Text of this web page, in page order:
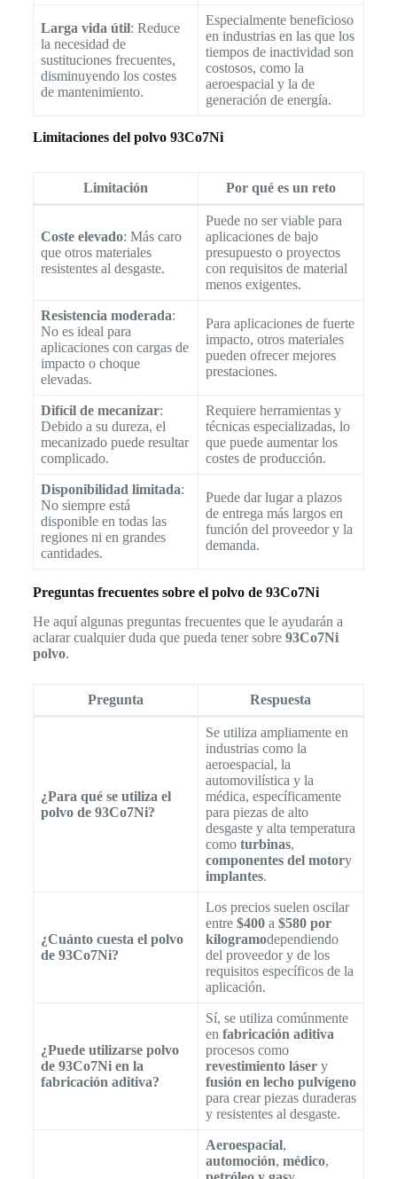
Larga vida útil: Reduce
la necesidad de
sustituciones frecuentes,
disminuyendo los costes
de mantenimiento.
Especialmente beneficioso
en industrias en las que los
tiempos de inactividad son
costosos, como la
aeroespacial y la de
generación de energía.
Limitaciones del polvo 93Co7Ni
Limitación Por qué es un reto
Coste elevado: Más caro
que otros materiales
resistentes al desgaste.
Puede no ser viable para
aplicaciones de bajo
presupuesto o proyectos
con requisitos de material
menos exigentes.
Resistencia moderada:
No es ideal para
aplicaciones con cargas de
impacto o choque
elevadas.
Para aplicaciones de fuerte
impacto, otros materiales
pueden ofrecer mejores
prestaciones.
Difícil de mecanizar:
Debido a su dureza, el
mecanizado puede resultar
complicado.
Requiere herramientas y
técnicas especializadas, lo
que puede aumentar los
costes de producción.
Disponibilidad limitada:
No siempre está
disponible en todas las
regiones ni en grandes
cantidades.
Puede dar lugar a plazos
de entrega más largos en
función del proveedor y la
demanda.
Preguntas frecuentes sobre el polvo de 93Co7Ni
He aquí algunas preguntas frecuentes que le ayudarán a
aclarar cualquier duda que pueda tener sobre 93Co7Ni
polvo.
Pregunta Respuesta
¿Para qué se utiliza el
polvo de 93Co7Ni?
Se utiliza ampliamente en
industrias como la
aeroespacial, la
automovilística y la
médica, específicamente
para piezas de alto
desgaste y alta temperatura
como turbinas,
componentes del motory
implantes.
¿Cuánto cuesta el polvo
de 93Co7Ni?
Los precios suelen oscilar
entre $400a $580 por
kilogramodependiendo
del proveedor y de los
requisitos específicos de la
aplicación.
¿Puede utilizarse polvo
de 93Co7Ni en la
fabricación aditiva?
Sí, se utiliza comúnmente
en fabricación aditiva
procesos como
revestimiento lásery
fusión en lecho pulvígeno
para crear piezas duraderas
y resistentes al desgaste.
Aeroespacial,
automoción, médico,